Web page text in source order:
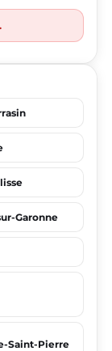
Garonne
Saint-Pierre